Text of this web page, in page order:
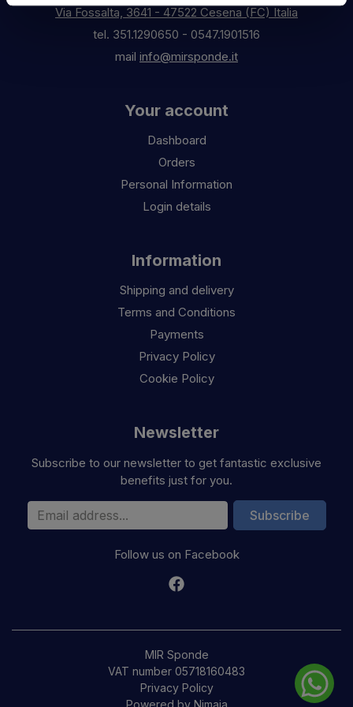
Via Fossalta, 3641 - 47522 Cesena (FC) Italia
tel. 351.1290650 - 0547.1901516
mail info@mirsponde.it
Your account
Dashboard
Orders
Personal Information
Login details
Information
Shipping and delivery
Terms and Conditions
Payments
Privacy Policy
Cookie Policy
Newsletter
Subscribe to our newsletter to get fantastic exclusive
benefits just for you.
Email Address Subscribe
Follow us on Facebook
MIR Sponde
VAT number 05718160483
Privacy Policy
Powered by Nimaia